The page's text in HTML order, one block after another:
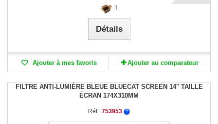
1
Détails
Ajouter à mes favoris Ajouter au comparateur
FILTRE ANTI-LUMIÈRE BLEUE BLUECAT SCREEN 14'' TAILLE
ÉCRAN 174X310MM
Réf : 753953